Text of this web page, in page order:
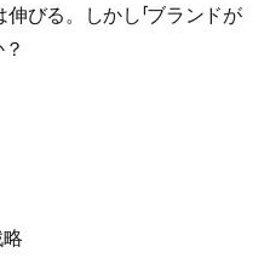
びる。しかし「ブランドが